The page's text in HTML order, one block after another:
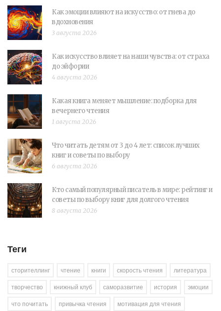
Как эмоции влияют на искусство: от гнева до
вдохновения
3 августа 2026
Как искусство влияет на наши чувства: от страха
до эйфории
4 августа 2026
Какая книга меняет мышление: подборка для
вечернего чтения
1 августа 2026
Что читать детям от 3 до 4 лет: список лучших
книг и советы по выбору
6 августа 2026
Кто самый популярный писатель в мире: рейтинг и
советы по выбору книг для долгого чтения
8 августа 2026
Теги
сторителлинг чтение книги скорость чтения
литература
творчество
книжный клуб саморазвитие история
эмоции
что почитать
привычка чтения
мотивация для чтения